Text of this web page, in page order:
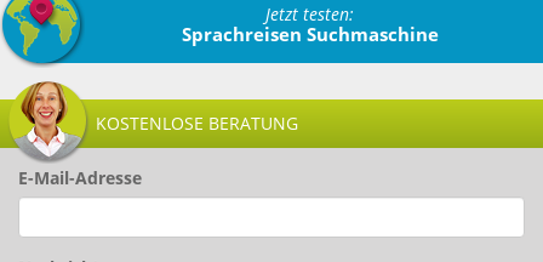
Jetzt testen:
Sprachreisen Suchmaschine
KOSTENLOSE BERATUNG
E-Mail-Adresse